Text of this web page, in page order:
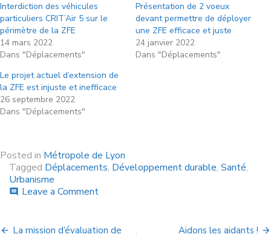
Interdiction des véhicules
particuliers CRIT’Air 5 sur le
périmètre de la ZFE
14 mars 2022
Dans "Déplacements"
Présentation de 2 voeux
devant permettre de déployer
une ZFE efficace et juste
24 janvier 2022
Dans "Déplacements"
Le projet actuel d’extension de
la ZFE est injuste et inefficace
26 septembre 2022
Dans "Déplacements"
Posted in Métropole de Lyon
Tagged Déplacements, Développement durable, Santé,
Urbanisme
comment Leave a Comment
La mission d’évaluation de
Aidons les aidants !